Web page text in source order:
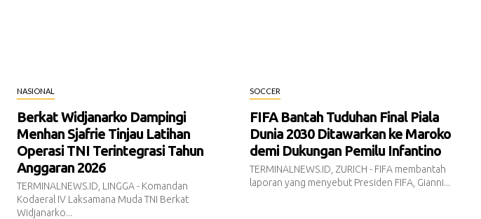
NASIONAL
Berkat Widjanarko Dampingi
Menhan Sjafrie Tinjau Latihan
Operasi TNI Terintegrasi Tahun
Anggaran 2026
TERMINALNEWS.ID, LINGGA - Komandan
Kodaeral IV Laksamana Muda TNI Berkat
Widjanarko...
SOCCER
FIFA Bantah Tuduhan Final Piala
Dunia 2030 Ditawarkan ke Maroko
demi Dukungan Pemilu Infantino
TERMINALNEWS.ID, ZURICH - FIFA membantah
laporan yang menyebut Presiden FIFA, Gianni...